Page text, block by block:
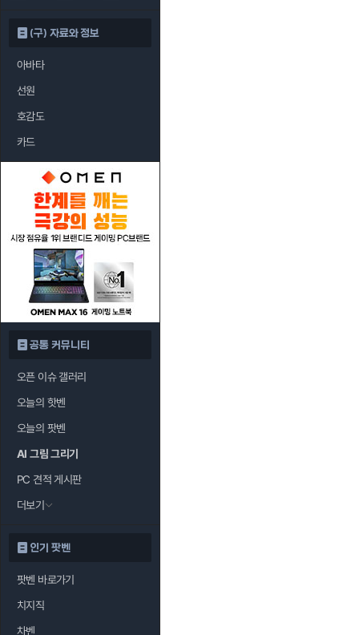
(구) 자료와 정보
아바타
선원
호감도
카드
공통 커뮤니티
오픈 이슈 갤러리
오늘의 핫벤
오늘의 팟벤
AI 그림 그리기
PC 견적 게시판
더보기
인기 팟벤
팟벤 바로가기
치지직
차벤